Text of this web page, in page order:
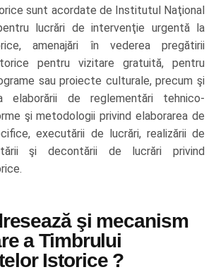
sunt acordate de Institutul Naţional
lucrări de intervenţie urgentă la
amenajări în vederea pregătirii
pentru vizitare gratuită, pentru
sau proiecte culturale, precum şi
elaborării de reglementări tehnico-
şi metodologii privind elaborarea de
executării de lucrări, realizării de
şi decontării de lucrări privind
şi mecanism
a Timbrului
Istorice ?